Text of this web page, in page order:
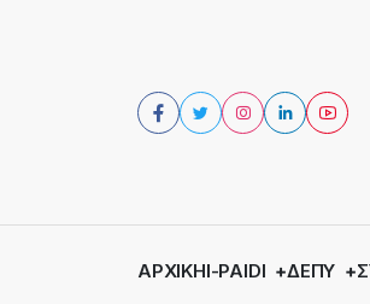
ΑΡΧΙΚΉI-PAIDI ΔΕΠΥ